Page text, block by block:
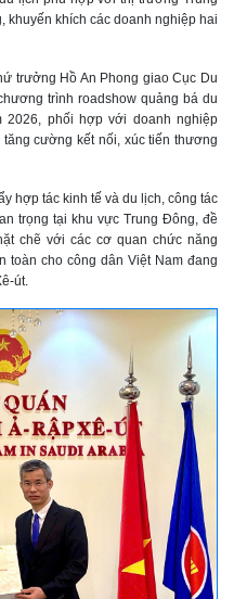
khuyến khích các doanh nghiệp hai
trưởng Hồ An Phong giao Cục Du
trình roadshow quảng bá du
2026, phối hợp với doanh nghiệp
cường kết nối, xúc tiến thương
hợp tác kinh tế và du lịch, công tác
trọng tại khu vực Trung Đông, đề
chẽ với các cơ quan chức năng
toàn cho công dân Việt Nam đang
út.